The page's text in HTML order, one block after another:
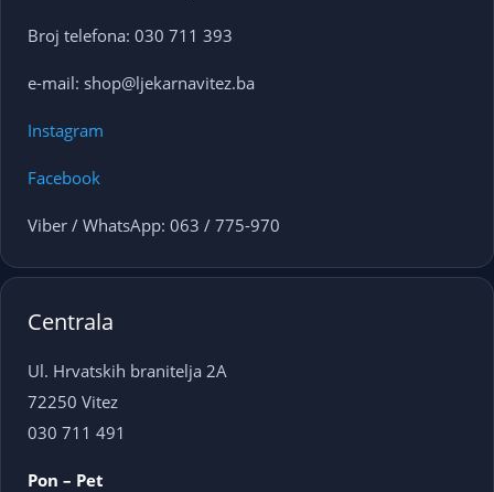
Broj telefona: 030 711 393
e-mail: shop@ljekarnavitez.ba
Instagram
Facebook
Viber / WhatsApp: 063 / 775-970
Centrala
Ul. Hrvatskih branitelja 2A
72250 Vitez
030 711 491
Pon – Pet